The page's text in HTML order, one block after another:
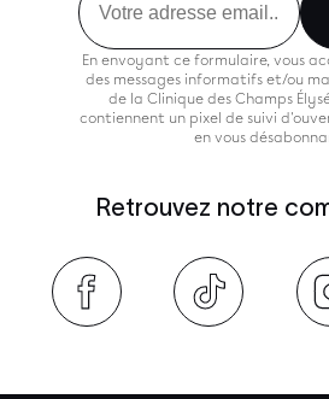
En envoyant ce formulaire, vous
des messages informatifs et/ou
de la Clinique des Champs
contiennent un pixel de suivi
en vous
Retrouvez notre